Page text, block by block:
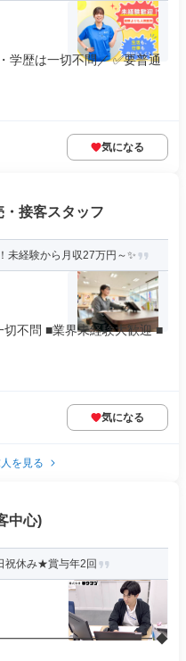
学歴は一切不問／ ✅要普通
気になる
接客スタッフ
未経験から月収27万円～✨
不問 ■業界未経験大歓迎 ■
気になる
を見る
中心)
休み★賞与年2回
件 ━━━━━━━━━━━━━━ ◆